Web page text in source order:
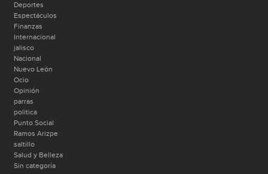
Deportes
Espectáculos
Finanzas
Internacional
jalisco
Nacional
Nuevo León
Ocio
Opinión
parras
politica
Punto Social
Ramos Arizpe
saltillo
Salud y Belleza
Sin categoría